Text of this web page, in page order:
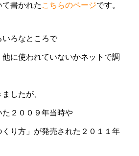
書かれた こちらのページです。
ろなところで
他に使われていないかネットで調
したが、
２００９年当時や
くり方」が発売された２０１１年